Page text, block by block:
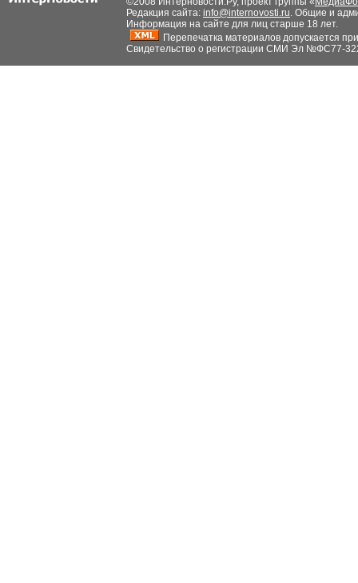
Редакция сайта: info@internovosti.ru. Общие и
Информация на сайте для лиц старше 18 лет.
Перепечатка материалов допускается
Свидетельство о регистрации СМИ Эл №ФС77-